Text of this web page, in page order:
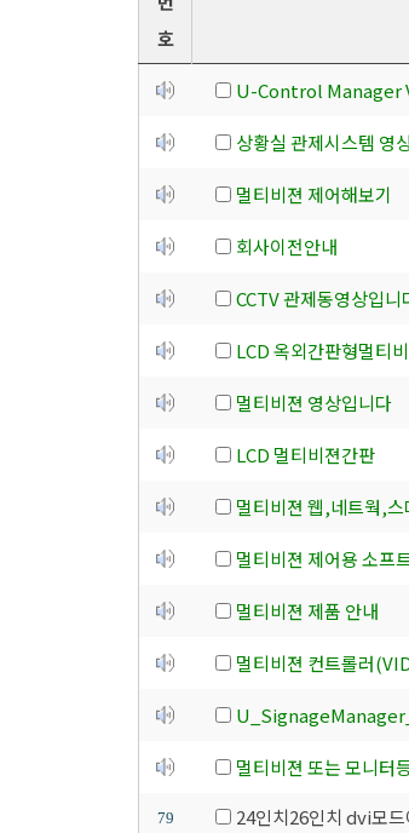
호
U-Control Manager
상황실 관제시스템 영
멀티비젼 제어해보기
회사이전안내
CCTV 관제동영상입니
LCD 옥외간판형멀티
멀티비젼 영상입니다
LCD 멀티비젼간판
멀티비젼 웹,네트웍,스
멀티비젼 제어용 소프
멀티비젼 제품 안내
멀티비젼 컨트롤러
멀티비젼 또는 모니터
79 24인치26인치 dvi모